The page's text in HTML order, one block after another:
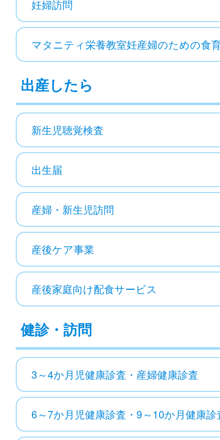
妊婦訪問
マタニティ栄養教室妊産婦のための食
出産したら
新生児聴覚検査
出生届
産婦・新生児訪問
産後ケア事業
産後家庭向け配食サービス
健診・訪問
3～4か月児健康診査・産婦健康診査
6～7か月児健康診査・9～10か月健康診